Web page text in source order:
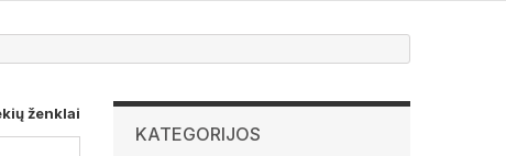
ženklai
KATEGORIJOS